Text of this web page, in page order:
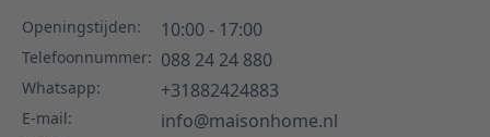
Openingstijden: 10:00 - 17:00
Telefoonnummer: 088 24 24 880
Whatsapp: +31882424883
E-mail: info@maisonhome.nl